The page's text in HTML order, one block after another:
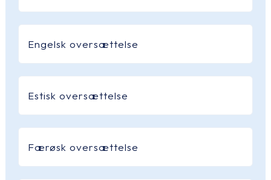
Engelsk oversættelse
Estisk oversættelse
Færøsk oversættelse